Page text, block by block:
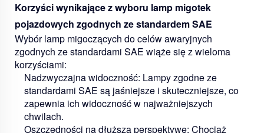
Korzyści wynikające z wyboru lamp migotek
pojazdowych zgodnych ze standardem SAE
Wybór lamp migoczących do celów awaryjnych
zgodnych ze standardami SAE wiąże się z wieloma
korzyściami:
Nadzwyczajna widoczność: Lampy zgodne ze
standardami SAE są jaśniejsze i skuteczniejsze, co
zapewnia ich widoczność w najważniejszych
chwilach.
Oszczędności na dłuższą perspektywę: Chociaż